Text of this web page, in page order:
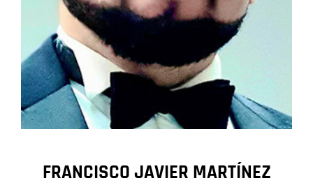
FRANCISCO JAVIER MARTÍNEZ